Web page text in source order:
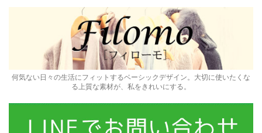
何気ない日々の生活にフィットするベーシックデザイン。大切に使いたくな
る上質な素材が、私をきれいにする。